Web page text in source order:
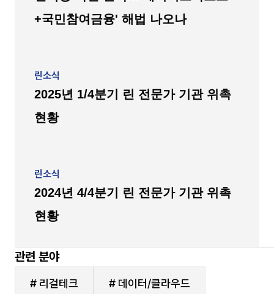
+국민참여금융' 해법 나오나
린소식
2025년 1/4분기 린 전문가 기관 위촉
현황
린소식
2024년 4/4분기 린 전문가 기관 위촉
현황
관련 분야
# 리걸테크 # 데이터/클라우드